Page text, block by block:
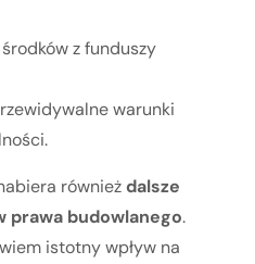
z funduszy
warunki
również dalsze
prawa budowlanego.
istotny wpływ na